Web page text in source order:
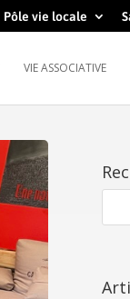
Pôle vie locale
VIE ASSOCIATIVE